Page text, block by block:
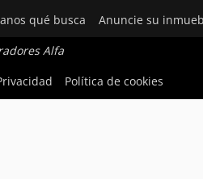
qué busca Anuncie su
Alfa
Política de cookies